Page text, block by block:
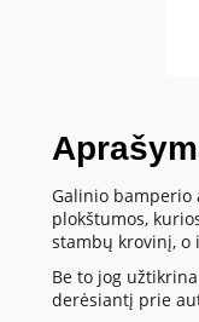
Galinio bamperio
plokštumos,
stambų krovinį, o
Be to jog
derėsiantį prie